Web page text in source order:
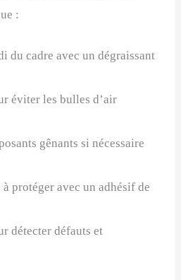
:
du cadre avec un dégraissant
éviter les bulles d’air
gênants si nécessaire
à protéger avec un adhésif de
détecter défauts et